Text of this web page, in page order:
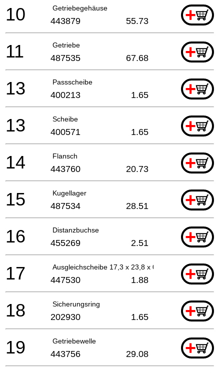
Getriebegehäuse +
10 443879 55.73
Getriebe +
11 487535 67.68
Passscheibe +
13 400213 1.65
Scheibe +
13 400571 1.65
Flansch +
14 443760 20.73
Kugellager +
15 487534 28.51
Distanzbuchse +
16 455269 2.51
Ausgleichscheibe 17,3 x 23,8 x 0,6 mm +
17 447530 1.88
Sicherungsring +
18 202930 1.65
Getriebewelle +
19 443756 29.08